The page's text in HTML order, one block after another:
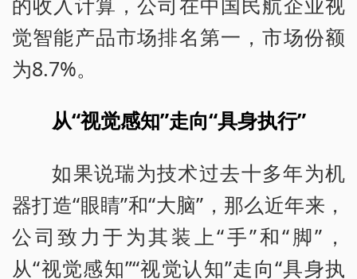
觉智能产品市场排名第一，市场份额
为8.7%。
从“视觉感知”走向“具身执行”
如果说瑞为技术过去十多年为机
器打造“眼睛”和“大脑”，那么近年来，
公司致力于为其装上“手”和“脚”，
从“视觉感知”“视觉认知”走向“具身执